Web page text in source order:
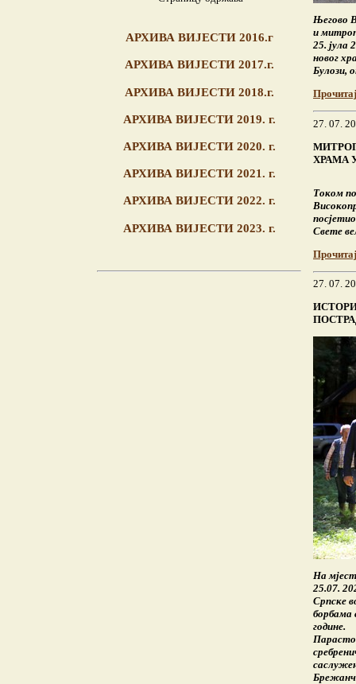
АРХИВА ВИЈЕСТИ 2016.г
АРХИВА ВИЈЕСТИ 2017.г.
АРХИВА ВИЈЕСТИ 2018.г.
АРХИВА ВИЈЕСТИ 2019. г.
АРХИВА ВИЈЕСТИ 2020. г.
АРХИВА ВИЈЕСТИ 2021. г.
АРХИВА ВИЈЕСТИ 2022. г.
АРХИВА ВИЈЕСТИ 2023. г.
Његово
и
25. јула
новог
Булози,
27. 07.
ХРАМА
Током
Свете
27. 07.
На
25.07.
Српске
борбама
године.